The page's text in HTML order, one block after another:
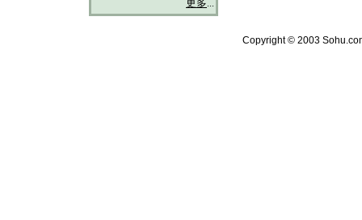
更多...
Copyright © 2003